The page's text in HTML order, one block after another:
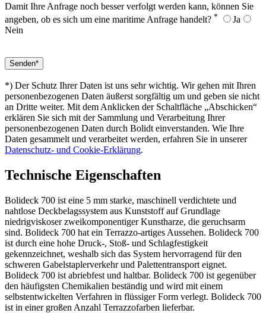
Damit Ihre Anfrage noch besser verfolgt werden kann, können Sie
angeben, ob es sich um eine maritime Anfrage handelt? *
Ja
Nein
*) Der Schutz Ihrer Daten ist uns sehr wichtig. Wir gehen mit Ihren
personenbezogenen Daten äußerst sorgfältig um und geben sie nicht
an Dritte weiter. Mit dem Anklicken der Schaltfläche „Abschicken“
erklären Sie sich mit der Sammlung und Verarbeitung Ihrer
personenbezogenen Daten durch Bolidt einverstanden. Wie Ihre
Daten gesammelt und verarbeitet werden, erfahren Sie in unserer
Datenschutz- und Cookie-Erklärung.
Technische Eigenschaften
Bolideck 700 ist eine 5 mm starke, maschinell verdichtete und
nahtlose Deckbelagssystem aus Kunststoff auf Grundlage
niedrigviskoser zweikomponentiger Kunstharze, die geruchsarm
sind. Bolideck 700 hat ein Terrazzo-artiges Aussehen. Bolideck 700
ist durch eine hohe Druck-, Stoß- und Schlagfestigkeit
gekennzeichnet, weshalb sich das System hervorragend für den
schweren Gabelstaplerverkehr und Palettentransport eignet.
Bolideck 700 ist abriebfest und haltbar. Bolideck 700 ist gegenüber
den häufigsten Chemikalien beständig und wird mit einem
selbstentwickelten Verfahren in flüssiger Form verlegt. Bolideck 700
ist in einer großen Anzahl Terrazzofarben lieferbar.